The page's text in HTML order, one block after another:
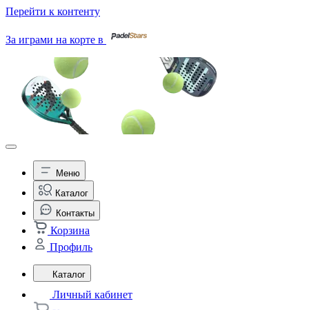
Перейти к контенту
За играми на корте в
Меню
Каталог
Контакты
Корзина
Профиль
Каталог
Личный кабинет